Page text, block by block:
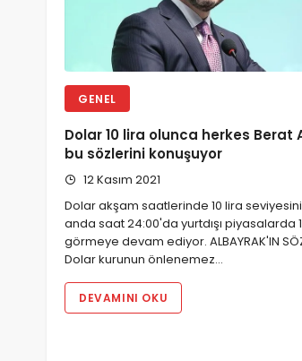
GENEL
Dolar 10 lira olunca herkes Berat
bu sözlerini konuşuyor
12 Kasım 2021
Dolar akşam saatlerinde 10 lira seviyesini
anda saat 24:00'da yurtdışı piyasalarda
görmeye devam ediyor. ALBAYRAK'IN
Dolar kurunun önlenemez…
DEVAMINI OKU